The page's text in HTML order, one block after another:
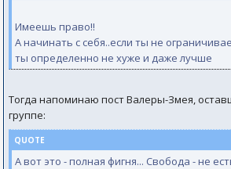
Имеешь право!!
А начинать с себя..если ты не
ты определенно не хуже и даже лучше
Тогда напоминаю пост Валеры-Змея,
группе:
QUOTE
А вот это - полная фигня... Свобода - не